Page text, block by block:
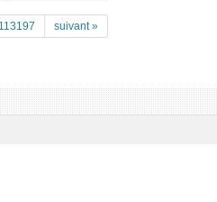
113197 suivant »